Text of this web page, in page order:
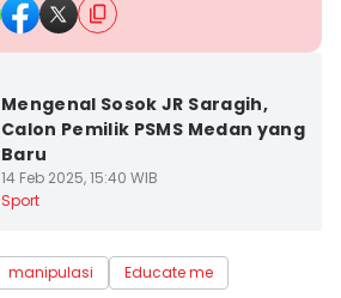
Mengenal Sosok JR Saragih,
Calon Pemilik PSMS Medan yang
Baru
14 Feb 2025, 15:40 WIB
Sport
manipulasi Educate me